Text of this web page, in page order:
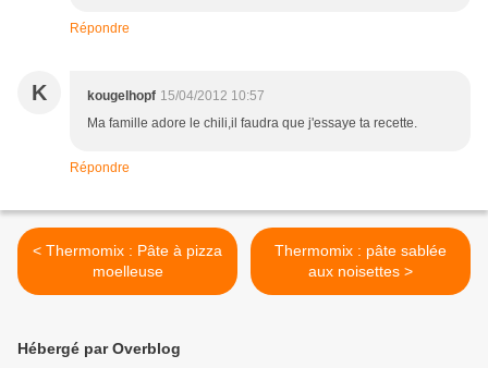
Répondre
K kougelhopf 15/04/2012 10:57
Ma famille adore le chili,il faudra que j'essaye ta recette.
Répondre
< Thermomix : Pâte à pizza
moelleuse
Thermomix : pâte sablée
aux noisettes >
Hébergé par Overblog